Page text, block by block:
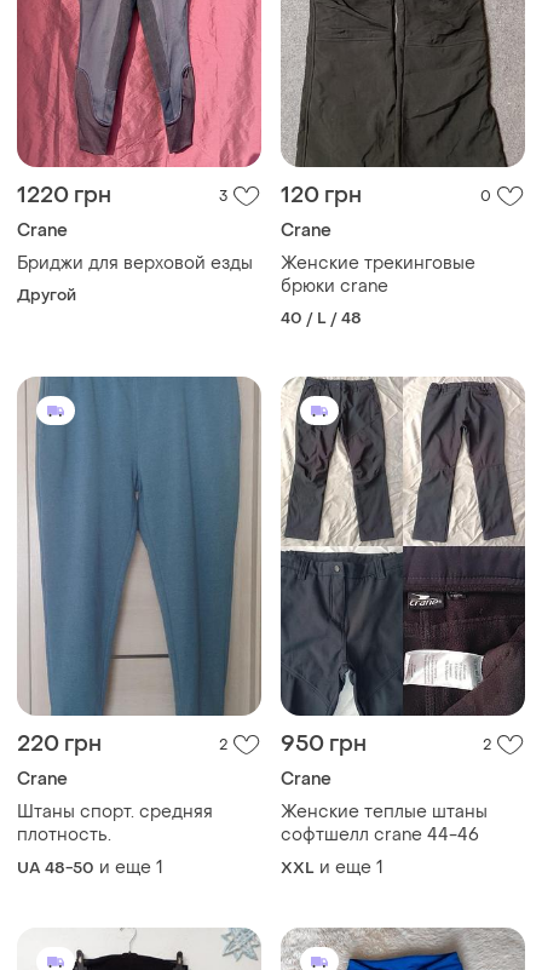
1220 грн 3
Crane
Бриджи для верховой езды
Другой
120 грн 0
Crane
Женские трекинговые
брюки crane
40 / L / 48
220 грн 2
Crane
Штаны спорт. средняя
плотность.
UA 48-50 и еще 1
950 грн 2
Crane
Женские теплые штаны
софтшелл crane 44-46
XXL и еще 1